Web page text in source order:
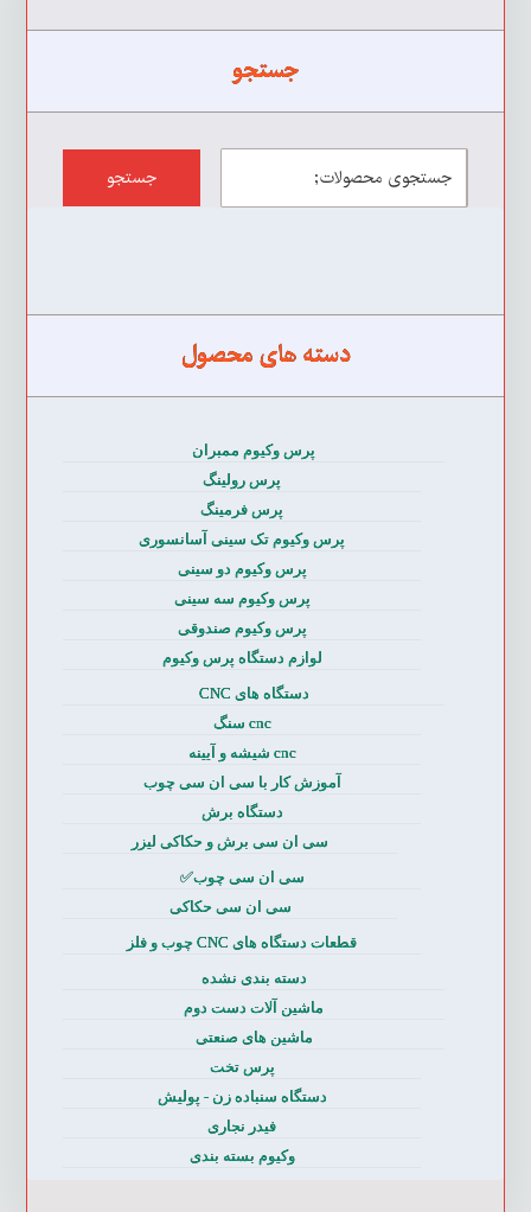
جستجو
جستجو
دسته های محصول
پرس وکیوم ممبران
پرس رولینگ
پرس فرمینگ
پرس وکیوم تک سینی آسانسوری
پرس وکیوم دو سینی
پرس وکیوم سه سینی
پرس وکیوم صندوقی
لوازم دستگاه پرس وکیوم
دستگاه های CNC
cnc سنگ
cnc شیشه و آیینه
آموزش کار با سی ان سی چوب
دستگاه برش
سی ان سی برش و حکاکی لیزر
سی ان سی چوب✅
سی ان سی حکاکی
قطعات دستگاه های CNC چوب و فلز
دسته بندی نشده
ماشین آلات دست دوم
ماشین های صنعتی
پرس تخت
دستگاه سنباده زن - پولیش
فیدر نجاری
وکیوم بسته بندی